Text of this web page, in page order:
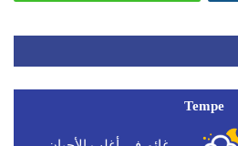
Tempe